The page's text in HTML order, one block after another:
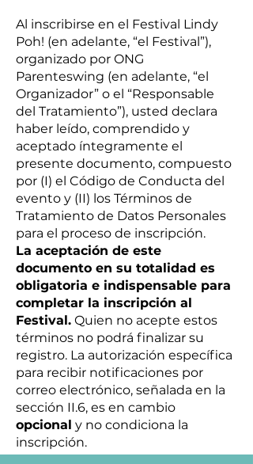
Al inscribirse en el Festival Lindy
Poh! (en adelante, “el Festival”),
organizado por ONG
Parenteswing (en adelante, “el
Organizador” o el “Responsable
del Tratamiento”), usted declara
haber leído, comprendido y
aceptado íntegramente el
presente documento, compuesto
por (I) el Código de Conducta del
evento y (II) los Términos de
Tratamiento de Datos Personales
para el proceso de inscripción.
La aceptación de este
documento en su totalidad es
obligatoria e indispensable para
completar la inscripción al
Festival. Quien no acepte estos
términos no podrá finalizar su
registro. La autorización específica
para recibir notificaciones por
correo electrónico, señalada en la
sección II.6, es en cambio
opcional y no condiciona la
inscripción.